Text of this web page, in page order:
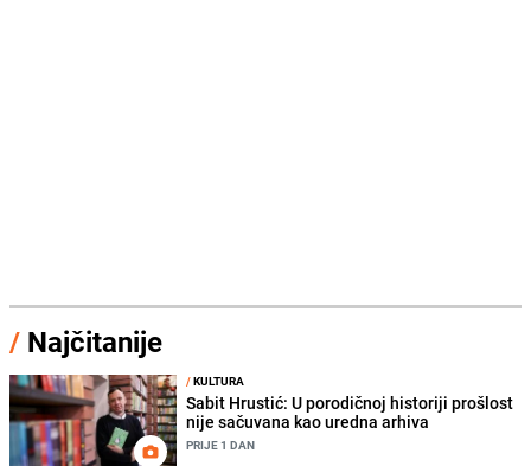
/ Najčitanije
/KULTURA
Sabit Hrustić: U porodičnoj historiji prošlost
nije sačuvana kao uredna arhiva
PRIJE 1 DAN